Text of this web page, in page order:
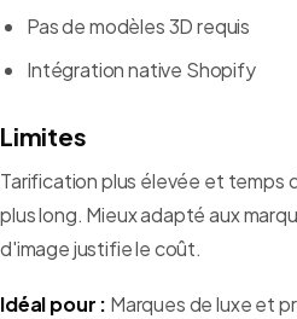
Pas de modèles 3D requis
Intégration native Shopify
Limites
Tarification plus élevée et temps
plus long. Mieux adapté aux
d'image justifie le coût.
Idéal pour : Marques de luxe et